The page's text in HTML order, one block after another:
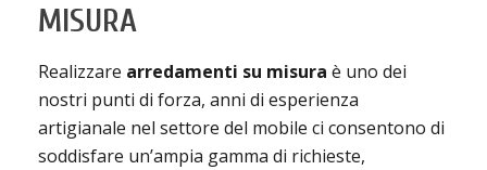
MISURA
Realizzare arredamenti su misura è uno dei
nostri punti di forza, anni di esperienza
artigianale nel settore del mobile ci consentono di
soddisfare un’ampia gamma di richieste,